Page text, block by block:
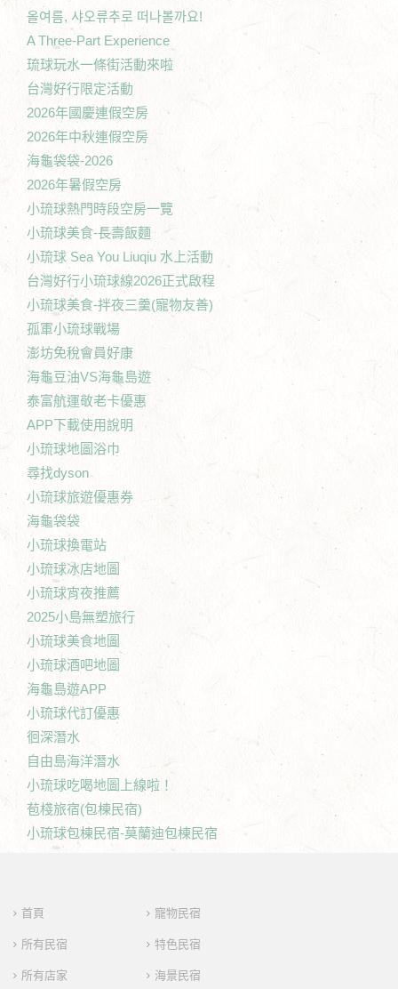
올여름, 샤오류추로 떠나볼까요!
A Three-Part Experience
琉球玩水一條街活動來啦
台灣好行限定活動
2026年國慶連假空房
2026年中秋連假空房
海龜袋袋-2026
2026年暑假空房
小琉球熱門時段空房一覽
小琉球美食-長壽飯麵
小琉球 Sea You Liuqiu 水上活動
台灣好行小琉球線2026正式啟程
小琉球美食-拌夜三羹(寵物友善)
孤軍小琉球戰場
澎坊免稅會員好康
海龜豆油VS海龜島遊
泰富航運敬老卡優惠
APP下載使用說明
小琉球地圖浴巾
尋找dyson
小琉球旅遊優惠券
海龜袋袋
小琉球換電站
小琉球冰店地圖
小琉球宵夜推薦
2025小島無塑旅行
小琉球美食地圖
小琉球酒吧地圖
海龜島遊APP
小琉球代訂優惠
徊深潛水
自由島海洋潛水
小琉球吃喝地圖上線啦！
苞棧旅宿(包棟民宿)
小琉球包棟民宿-莫蘭迪包棟民宿
首頁
所有民宿
所有店家
寵物民宿
特色民宿
海景民宿